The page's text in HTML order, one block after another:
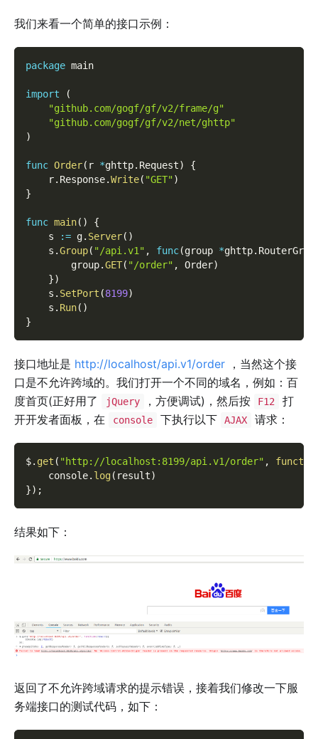
我们来看一个简单的接口示例：
package main
import
(
"github.com/gogf/gf/v2/frame/g"
"github.com/gogf/gf/v2/net/ghttp"
)
func Order( r *ghttp. Request)
{
    r
. Response.Write( "GET")
}
func main( )
{
    s
:= g. Server( )
    s
.Group( "/api.v1" , func(group *ghttp.
        group
.GET( "/order" , Order)
})
    s
. SetPort (8199)
    s
. Run( )
}
接口地址是 http://localhost/api.v1/order ，当然这个接
口是不允许跨域的。我们打开一个不同的域名，例如：百
度首页(正好用了
jQuery ，方便调试)，然后按 F12
打
开开发者面板，在
console 下执行以下 AJAX 请求：
$. get ( "http://localhost:8199/api.v1/order" ,
    console
. log( result)
}) ;
结果如下：
返回了不允许跨域请求的提示错误，接着我们修改一下服
务端接口的测试代码，如下：